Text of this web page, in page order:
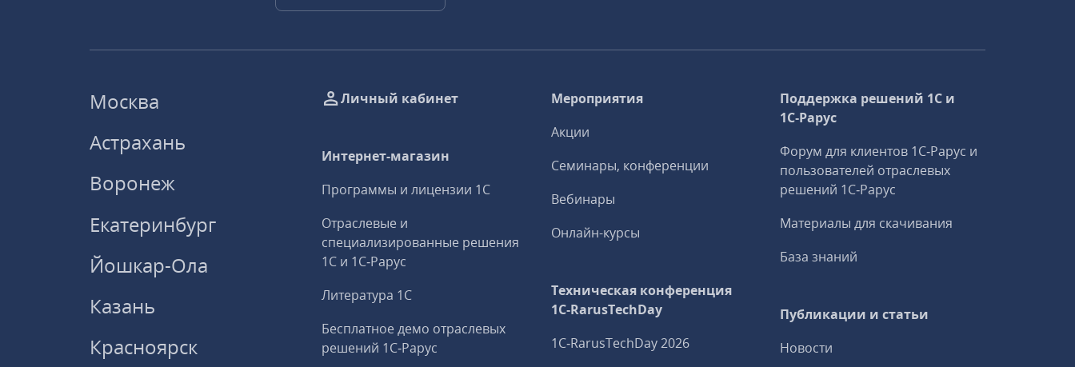
Москва
Астрахань
Воронеж
Екатеринбург
Йошкар-Ола
Казань
Красноярск
Личный кабинет
Интернет-магазин
Программы и лицензии 1С
Отраслевые и
специализированные решения
1С и 1С‑Рарус
Литература 1С
Бесплатное демо отраслевых
решений 1С‑Рарус
Мероприятия
Акции
Семинары, конференции
Вебинары
Онлайн-курсы
Техническая конференция
1C‑RarusTechDay
1C‑RarusTechDay 2026
Поддержка решений 1С и
1С‑Рарус
Форум для клиентов 1С‑Рарус и
пользователей отраслевых
решений 1С‑Рарус
Материалы для скачивания
База знаний
Публикации и статьи
Новости